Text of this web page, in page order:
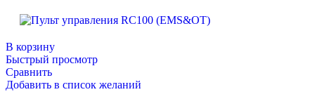
В корзину
Быстрый просмотр
Сравнить
Добавить в список желаний